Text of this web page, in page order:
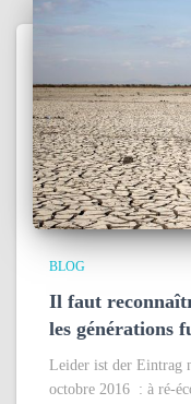
BLOG
Il faut
les générations
Leider ist der Eintrag
octobre 2016 : à ré-